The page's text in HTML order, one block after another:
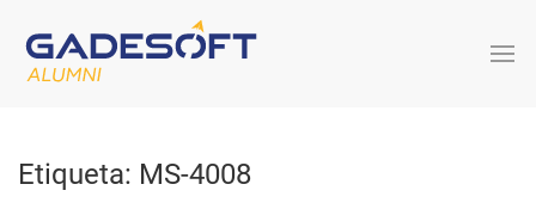
Etiqueta: MS-4008